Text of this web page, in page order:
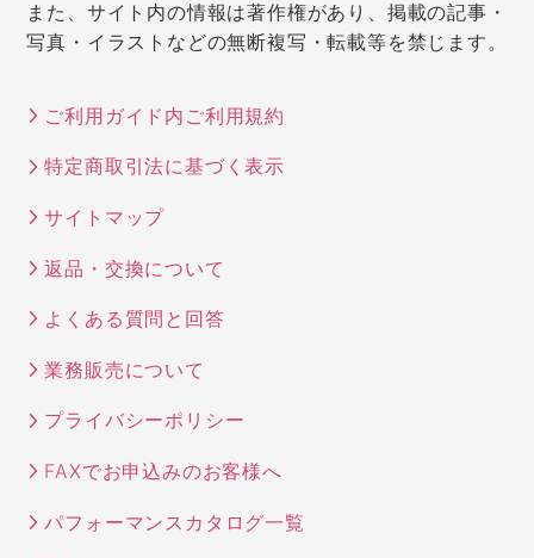
また、サイト内の情報は著作権があり、掲載の記事・
写真・イラストなどの無断複写・転載等を禁じます。
ご利用ガイド内ご利用規約
特定商取引法に基づく表示
サイトマップ
返品・交換について
よくある質問と回答
業務販売について
プライバシーポリシー
FAXでお申込みのお客様へ
パフォーマンスカタログ一覧